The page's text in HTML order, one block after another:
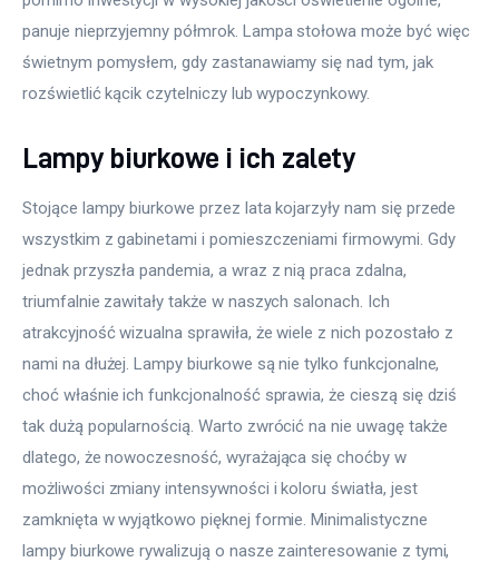
panuje nieprzyjemny półmrok. Lampa stołowa może być więc
świetnym pomysłem, gdy zastanawiamy się nad tym, jak
rozświetlić kącik czytelniczy lub wypoczynkowy.
Lampy biurkowe i ich zalety
Stojące lampy biurkowe przez lata kojarzyły nam się przede
wszystkim z gabinetami i pomieszczeniami firmowymi. Gdy
jednak przyszła pandemia, a wraz z nią praca zdalna,
triumfalnie zawitały także w naszych salonach. Ich
atrakcyjność wizualna sprawiła, że wiele z nich pozostało z
nami na dłużej. Lampy biurkowe są nie tylko funkcjonalne,
choć właśnie ich funkcjonalność sprawia, że cieszą się dziś
tak dużą popularnością. Warto zwrócić na nie uwagę także
dlatego, że nowoczesność, wyrażająca się choćby w
możliwości zmiany intensywności i koloru światła, jest
zamknięta w wyjątkowo pięknej formie. Minimalistyczne
lampy biurkowe rywalizują o nasze zainteresowanie z tymi,